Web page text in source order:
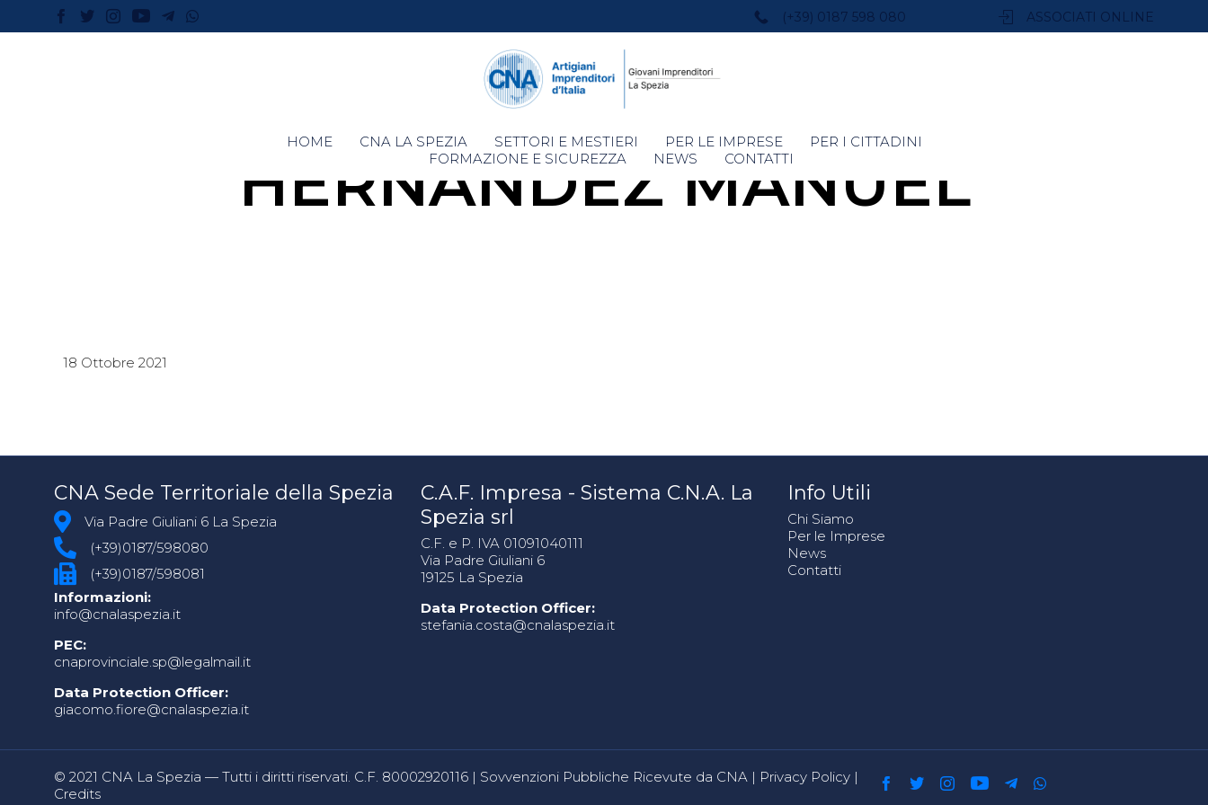
(+39) 0187 598 080 ASSOCIATI ONLINE
Skip
to
HOME CNA LA SPEZIA SETTORI E MESTIERI PER LE IMPRESE
PER I CITTADINI
FORMAZIONE E SICUREZZA
NEWS CONTATTI
HERNANDEZ MANUEL
18 Ottobre 2021
CNA Sede Territoriale della Spezia
Via Padre Giuliani 6 La Spezia
(+39)0187/598080
(+39)0187/598081
Informazioni:
info@cnalaspezia.it
PEC:
cnaprovinciale.sp@legalmail.it
Data Protection Officer:
giacomo.fiore@cnalaspezia.it
C.A.F. Impresa - Sistema C.N.A. La
Spezia srl
C.F. e P. IVA 01091040111
Via Padre Giuliani 6
19125 La Spezia
Data Protection Officer:
stefania.costa@cnalaspezia.it
Info Utili
Chi Siamo
Per le Imprese
News
Contatti
© 2021 CNA La Spezia — Tutti i diritti riservati. C.F. 80002920116 | Sovvenzioni Pubbliche Ricevute da CNA | Privacy Policy |
Credits